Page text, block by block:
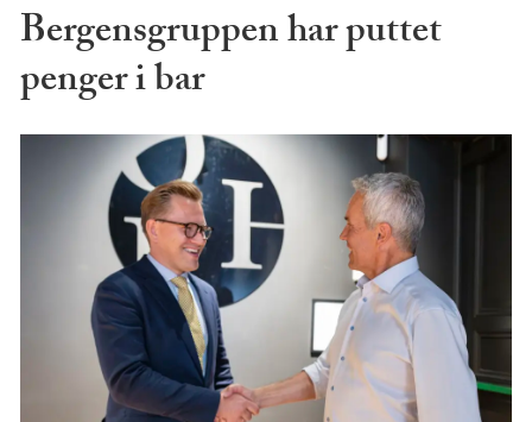
Bergensgruppen har puttet
penger i bar